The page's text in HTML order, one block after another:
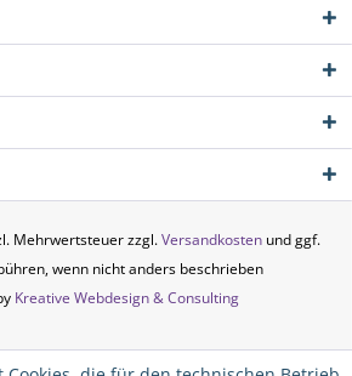
Mehrwertsteuer zzgl.Versandkosten und ggf.
wenn nicht anders beschrieben
Kreative Webdesign & Consulting